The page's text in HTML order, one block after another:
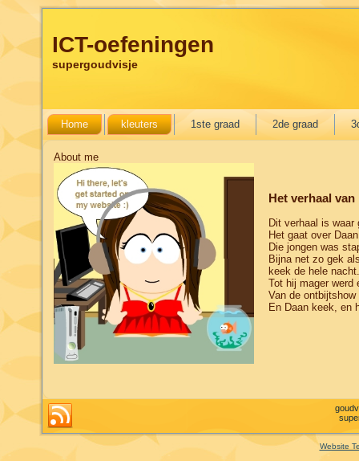
ICT-oefeningen
supergoudvisje
Home kleuters 1ste graad 2de graad
About me
Het verhaal van
Dit verhaal is waar
Het gaat over
Die jongen was
Bijna net zo gek
keek de hele nacht.
Tot hij mager werd
Van de
En Daan keek, en
Website